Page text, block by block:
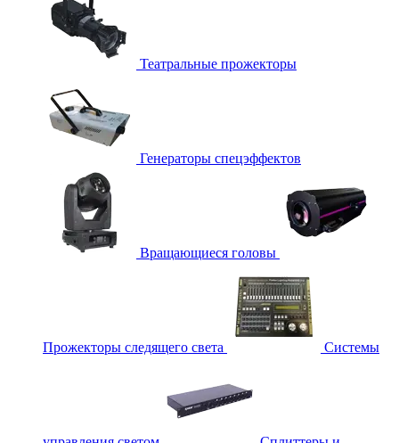
Театральные прожекторы
Генераторы спецэффектов
Вращающиеся головы
Прожекторы следящего света Системы